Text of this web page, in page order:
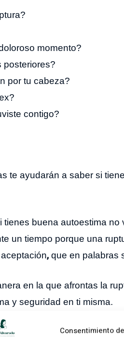
Consentimiento
momento?
posteriores?
por tu cabeza?
contigo?
te ayudarán a saber si
buena autoestima
un tiempo porque una
, que en palabras
en la que afrontas la
y seguridad en ti misma.